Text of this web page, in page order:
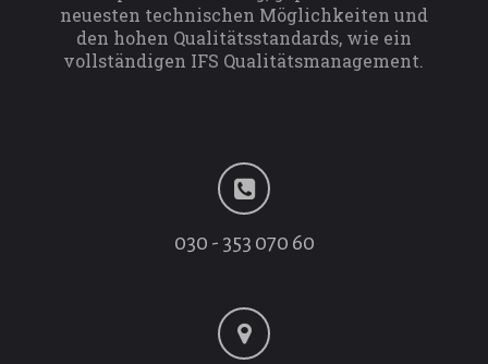
neuesten technischen Möglichkeiten und
den hohen Qualitätsstandards, wie ein
vollständigen IFS Qualitätsmanagement.
030 - 353 070 60